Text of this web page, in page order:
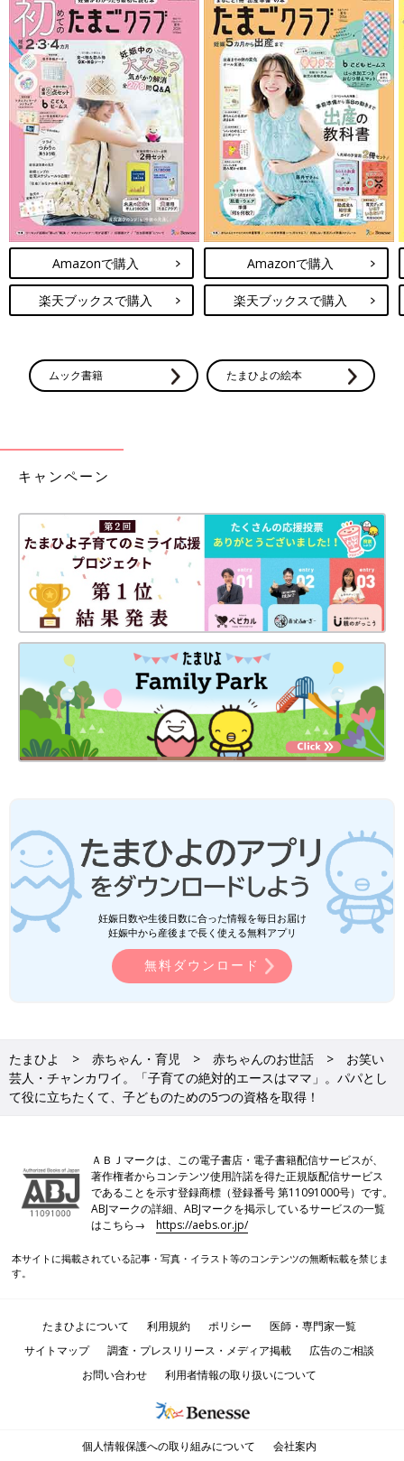
Amazonで購入
楽天ブックスで購入
Amazonで購入
楽天ブックスで購入
ムック書籍 たまひよの絵本
キャンペーン
妊娠日数や生後日数に合った情報を毎日お届け
妊娠中から産後まで長く使える無料アプリ
無料ダウンロード
たまひよ 赤ちゃん・育児 赤ちゃんのお世話
お笑い
芸人・チャンカワイ。「子育ての絶対的エースはママ」。パパとし
て役に立ちたくて、子どものための5つの資格を取得！
ＡＢＪマークは、この電子書店・電子書籍配信サービスが、
著作権者からコンテンツ使用許諾を得た正規版配信サービス
であることを示す登録商標（登録番号 第11091000号）です。
ABJマークの詳細、ABJマークを掲示しているサービスの一覧
はこちら→https://aebs.or.jp/
本サイトに掲載されている記事・写真・イラスト等のコンテンツの無断転載を禁じま
す。
たまひよについて 利用規約 ポリシー
医師・専門家一覧
サイトマップ
調査・プレスリリース・メディア掲載
広告のご相談
お問い合わせ
利用者情報の取り扱いについて
個人情報保護への取り組みについて 会社案内